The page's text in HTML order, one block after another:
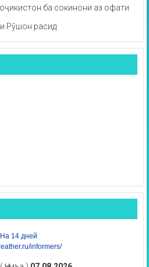
ба сокинони аз офати
Рӯшон расид
На 14 дней
informers/